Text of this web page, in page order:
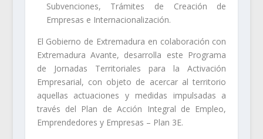
Subvenciones, Trámites de Creación de
Empresas e Internacionalización.
El Gobierno de Extremadura en colaboración con
Extremadura Avante, desarrolla este Programa
de Jornadas Territoriales para la Activación
Empresarial, con objeto de acercar al territorio
aquellas actuaciones y medidas impulsadas a
través del Plan de Acción Integral de Empleo,
Emprendedores y Empresas – Plan 3E.